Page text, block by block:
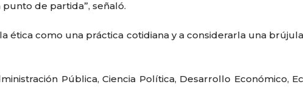
de partida”, señaló.
ética como una práctica cotidiana y a considerarla una
Pública, Ciencia Política, Desarrollo Económico,